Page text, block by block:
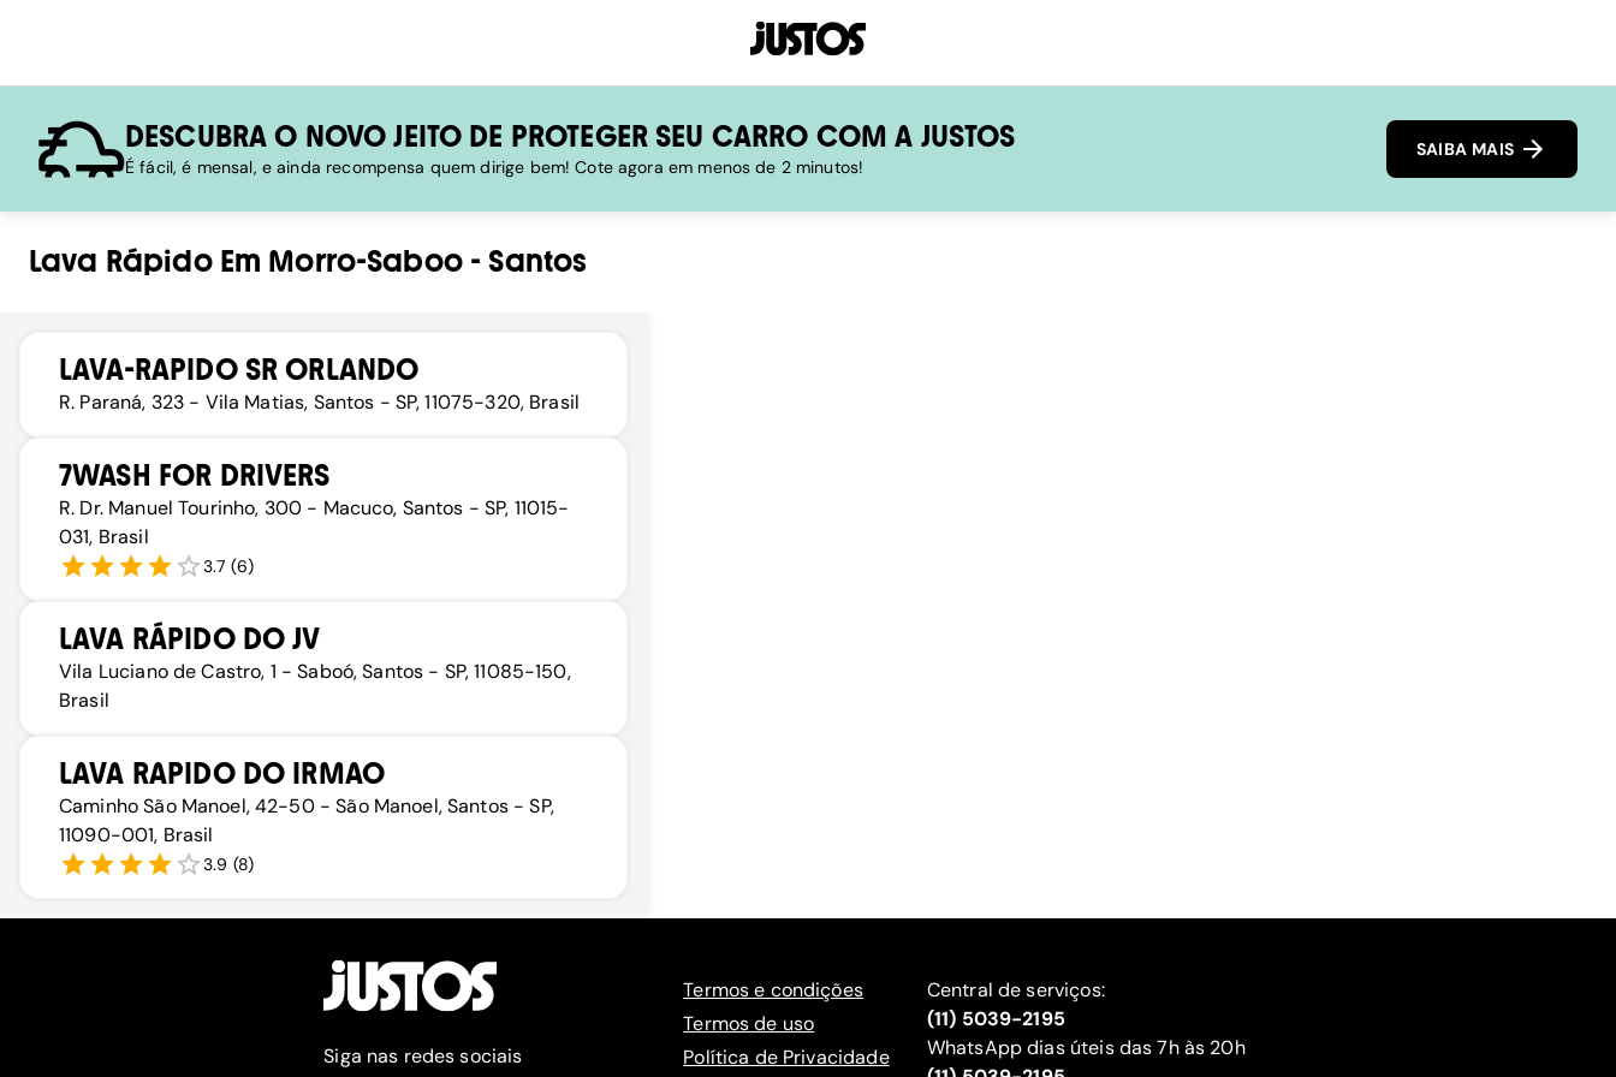
DESCUBRA O NOVO JEITO DE PROTEGER SEU CARRO COM A JUSTOS
É fácil, é mensal, e ainda recompensa quem dirige bem! Cote agora em menos de 2 minutos!
SAIBA MAIS
Lava RápidoEm Morro-Saboo- Santos
LAVA-RAPIDO SR ORLANDO
R. Paraná, 323 - Vila Matias, Santos - SP, 11075-320, Brasil
7WASH FOR DRIVERS
R. Dr. Manuel Tourinho, 300 - Macuco, Santos - SP, 11015-
031, Brasil
3.7 (6)
LAVA RÁPIDO DO JV
Vila Luciano de Castro, 1 - Saboó, Santos - SP, 11085-150,
Brasil
LAVA RAPIDO DO IRMAO
Caminho São Manoel, 42-50 - São Manoel, Santos - SP,
11090-001, Brasil
3.9 (8)
Siga nas redes sociais
Termos e condições
Termos de uso
Política de Privacidade
Central de serviços:
(11) 5039-2195
WhatsApp dias úteis das 7h às 20h